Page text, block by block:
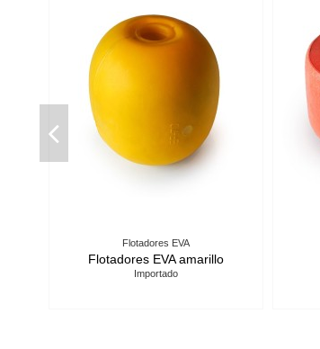
Cabos de Polietileno
Cabos Torcidos de Polietileno